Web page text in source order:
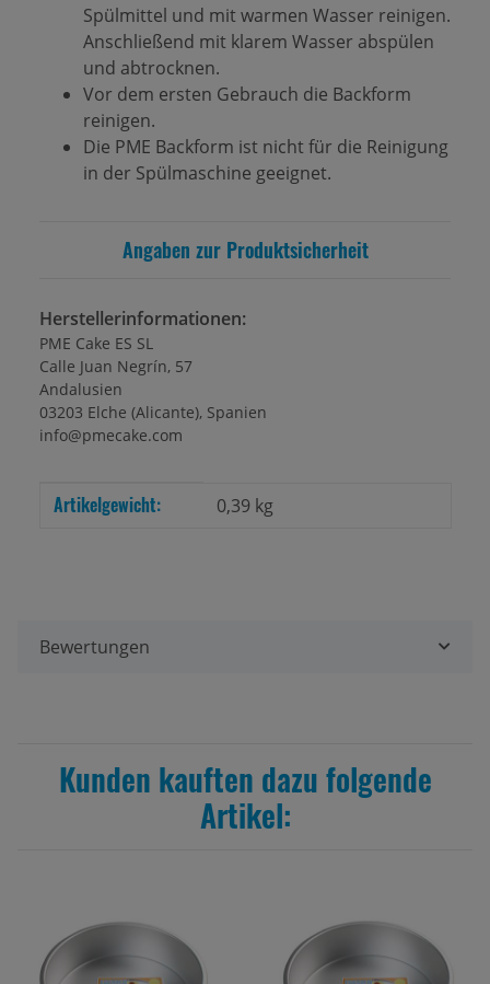
Spülmittel und mit warmen Wasser reinigen.
Anschließend mit klarem Wasser abspülen
und abtrocknen.
Vor dem ersten Gebrauch die Backform
reinigen.
Die PME Backform ist nicht für die Reinigung
in der Spülmaschine geeignet.
Angaben zur Produktsicherheit
Herstellerinformationen:
PME Cake ES SL
Calle Juan Negrín, 57
Andalusien
03203 Elche (Alicante), Spanien
info@pmecake.com
Produkteigenschaft
Wert
Artikelgewicht: 0,39 kg
Bewertungen
Kunden kauften dazu folgende
Artikel: